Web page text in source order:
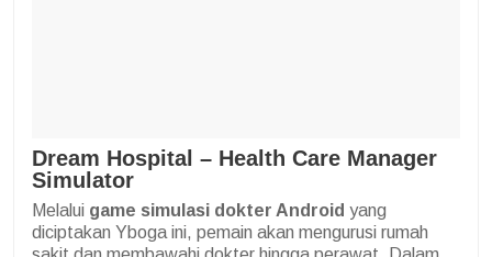
Dream Hospital – Health Care Manager
Simulator
Melalui game simulasi dokter Android yang
diciptakan Yboga ini, pemain akan mengurusi rumah